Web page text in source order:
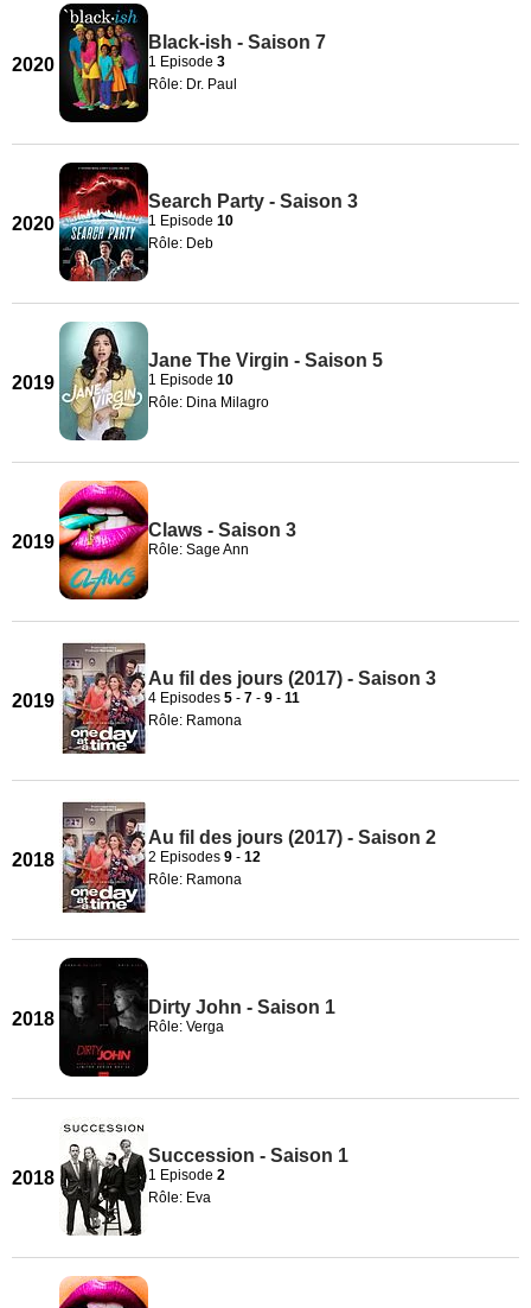
2020
Black-ish - Saison 7
1 Episode 3
Rôle: Dr. Paul
2020
Search Party - Saison 3
1 Episode 10
Rôle: Deb
2019
Jane The Virgin - Saison 5
1 Episode 10
Rôle: Dina Milagro
2019
Claws - Saison 3
Rôle: Sage Ann
2019
Au fil des jours (2017) - Saison 3
4 Episodes 5 - 7 - 9 - 11
Rôle: Ramona
2018
Au fil des jours (2017) - Saison 2
2 Episodes 9 - 12
Rôle: Ramona
2018
Dirty John - Saison 1
Rôle: Verga
2018
Succession - Saison 1
1 Episode 2
Rôle: Eva